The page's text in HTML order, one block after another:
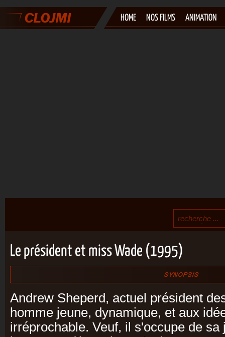
HOME NOS FILMS ANIMATION
Le président et miss Wade (1995)
Andrew Sheperd, actuel président
homme jeune, dynamique, et aux
irréprochable. Veuf, il s'occupe de sa